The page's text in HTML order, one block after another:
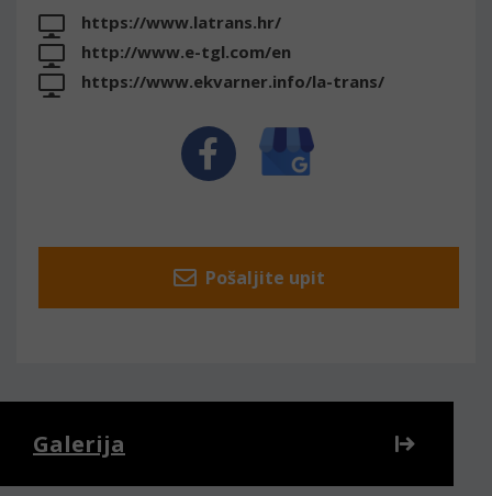
https://www.latrans.hr/
http://www.e-tgl.com/en
https://www.ekvarner.info/la-trans/
Pošaljite upit
Galerija